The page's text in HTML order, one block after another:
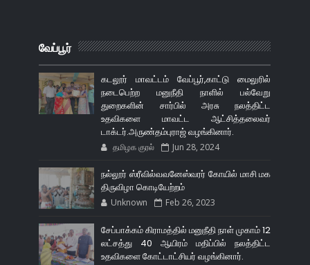
வேப்பூர்
கடலூர் மாவட்டம் வேப்பூர்,காட்டு மைலுரில்
நடைபெற்ற மனுநீதி நாளில் பல்வேறு
துறைகளின் சார்பில் அரசு நலத்திட்ட
உதவிகளை மாவட்ட ஆட்சித்தலைவர்
டாக்டர்.அருண்தம்புராஜ் வழங்கினார்.
தமிழக குரல் Jun 28, 2024
நல்லூர் ஸ்ரீவில்வவனேஸ்வரர் கோயில் மாசி மக
திருவிழா கொடியேற்றம்
Unknown Feb 26, 2023
சேப்பாக்கம் கிராமத்தில் மனுநீதி நாள் முகாம் 12
லட்சத்து 40 ஆயிரம் மதிப்பில் நலத்திட்ட
உதவிகளை கோட்டாட்சியர் வழங்கினார்.